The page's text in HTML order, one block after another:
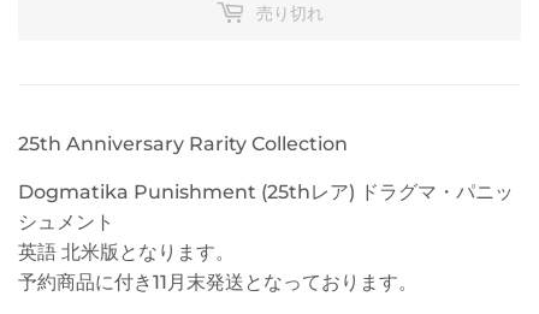
売り切れ
25th Anniversary Rarity Collection
Dogmatika Punishment (25thレア) ドラグマ・パニッ
シュメント
英語 北米版となります。
予約商品に付き11月末発送となっております。